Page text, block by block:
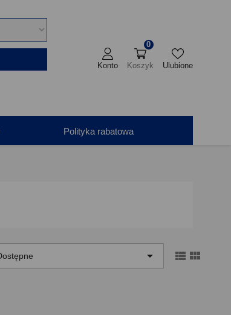
Konto Koszyk
0
Ulubione
Polityka rabatowa
  